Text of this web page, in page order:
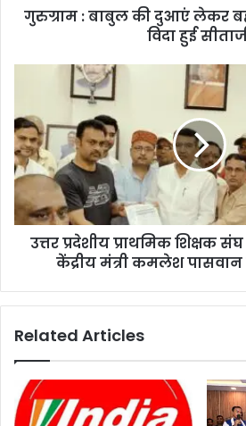
गुरुग्राम : बाबुल की दुआएं लेकर
विदा हुई
उत्तर प्रदेशीय प्राथमिक शिक्षक
केंद्रीय मंत्री कमलेश पासवान
Related Articles